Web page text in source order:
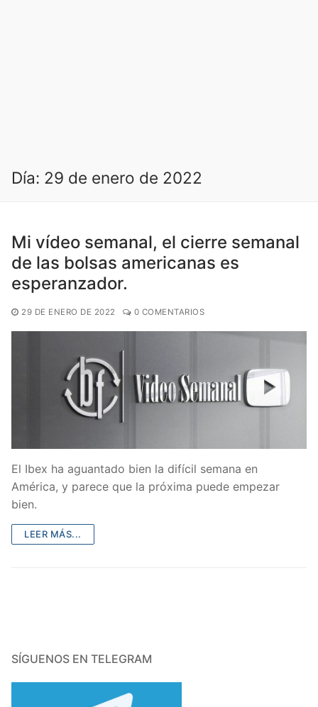
Día: 29 de enero de 2022
Mi vídeo semanal, el cierre semanal
de las bolsas americanas es
esperanzador.
29 DE ENERO DE 2022 0 COMENTARIOS
El Ibex ha aguantado bien la difícil semana en
América, y parece que la próxima puede empezar
bien.
LEER MÁS...
SÍGUENOS EN TELEGRAM